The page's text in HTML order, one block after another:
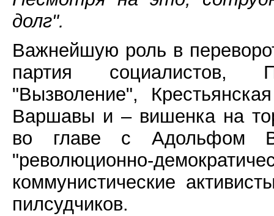
долг".
Важнейшую роль в
партия социалистов,
"Вызволение",
Варшавы и – вишенка на
во главе с Адольфом
"революционно-
коммунистические
пилсудчиков.